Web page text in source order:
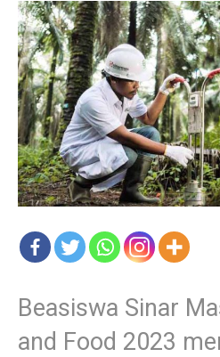
Beasiswa Sinar
and Food 2023